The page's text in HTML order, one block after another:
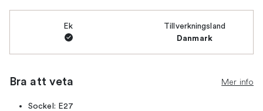
Ek Tillverkningsland
Danmark
Bra att veta Mer info
Sockel: E27